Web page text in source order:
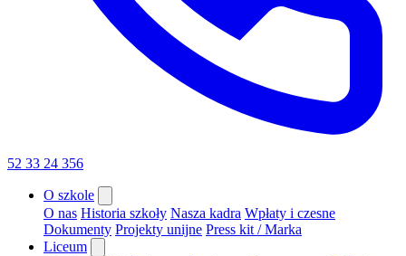
52 33 24 356
O szkole
O nas Historia szkoły Nasza kadra Wpłaty i czesne
Dokumenty Projekty unijne Press kit / Marka
Liceum